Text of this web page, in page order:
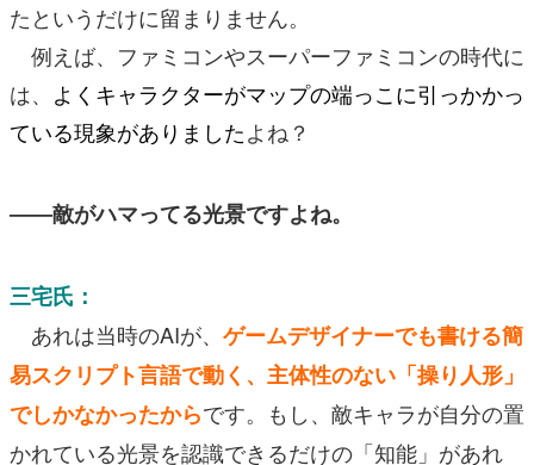
たというだけに留まりません。
例えば、ファミコンやスーパーファミコンの時代に
は、 よくキャラクターがマップの端っこに引っかかっ
ている現象がありましたよね？
――敵がハマってる光景ですよね。
三宅氏：
あれは当時のAIが、 ゲームデザイナーでも書ける簡
易スクリプト言語で動く、主体性のない「操り人形」
でしかなかったからです。もし、敵キャラが自分の置
かれている光景を認識できるだけの「知能」があれ